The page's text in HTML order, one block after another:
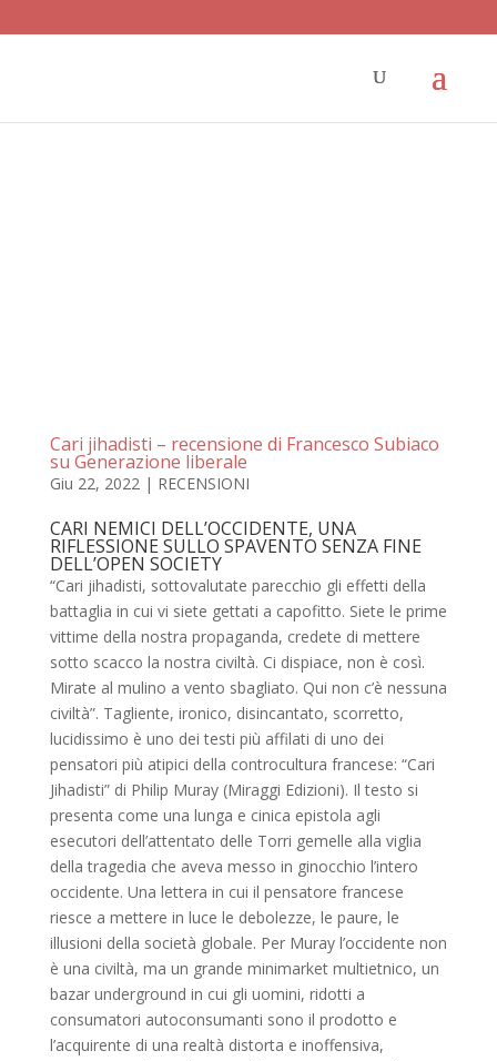
Cari jihadisti – recensione di Francesco Subiaco
su Generazione liberale
Giu 22, 2022| RECENSIONI
CARI NEMICI DELL’OCCIDENTE, UNA
RIFLESSIONE SULLO SPAVENTO SENZA FINE
DELL’OPEN SOCIETY
“Cari jihadisti, sottovalutate parecchio gli effetti della
battaglia in cui vi siete gettati a capofitto. Siete le prime
vittime della nostra propaganda, credete di mettere
sotto scacco la nostra civiltà. Ci dispiace, non è così.
Mirate al mulino a vento sbagliato. Qui non c’è nessuna
civiltà”. Tagliente, ironico, disincantato, scorretto,
lucidissimo è uno dei testi più affilati di uno dei
pensatori più atipici della controcultura francese: “Cari
Jihadisti” di Philip Muray (Miraggi Edizioni). Il testo si
presenta come una lunga e cinica epistola agli
esecutori dell’attentato delle Torri gemelle alla viglia
della tragedia che aveva messo in ginocchio l’intero
occidente. Una lettera in cui il pensatore francese
riesce a mettere in luce le debolezze, le paure, le
illusioni della società globale. Per Muray l’occidente non
è una civiltà, ma un grande minimarket multietnico, un
bazar underground in cui gli uomini, ridotti a
consumatori autoconsumanti sono il prodotto e
l’acquirente di una realtà distorta e inoffensiva,